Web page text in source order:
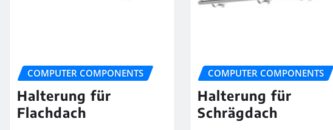
COMPUTER COMPONENTS
Halterung für
Flachdach
COMPUTER COMPONENTS
Halterung für
Schrägdach